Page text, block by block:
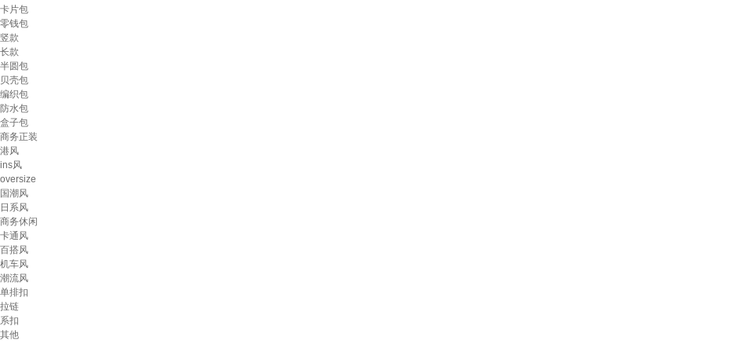
卡片包
零钱包
竖款
长款
半圆包
贝壳包
编织包
防水包
盒子包
商务正装
港风
ins风
oversize
国潮风
日系风
商务休闲
卡通风
百搭风
机车风
潮流风
单排扣
拉链
系扣
其他